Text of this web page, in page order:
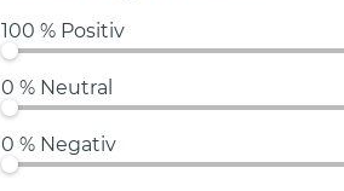
100 % Positiv
0 % Neutral
0 % Negativ